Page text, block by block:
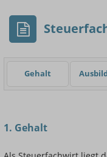
Gehalt
1. Gehalt